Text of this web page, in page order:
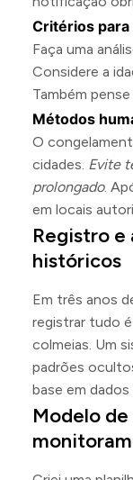
Critérios para
Faça uma
Considere a
Também
Métodos
O
cidades. Evite
prolongado.
em locais
Registro e
históricos
Em três anos
registrar tudo
colmeias. Um
padrões
base em dados
Modelo